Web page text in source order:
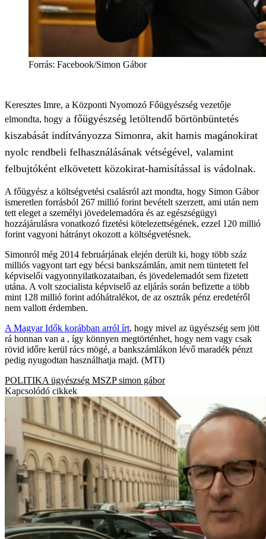
Forrás: Facebook/Simon Gábor
Keresztes Imre, a Központi Nyomozó Főügyészség vezetője
elmondta, hogy a főügyészség letöltendő börtönbüntetés
kiszabását indítványozza Simonra, akit hamis magánokirat
nyolc rendbeli felhasználásának vétségével, valamint
felbujtóként elkövetett közokirat-hamisítással is vádolnak.
A főügyész a költségvetési csalásról azt mondta, hogy Simon Gábor
ismeretlen forrásból 267 millió forint bevételt szerzett, ami után nem
tett eleget a személyi jövedelemadóra és az egészségügyi
hozzájárulásra vonatkozó fizetési kötelezettségének, ezzel 120 millió
forint vagyoni hátrányt okozott a költségvetésnek.
Simonról még 2014 februárjának elején derült ki, hogy több száz
milliós vagyont tart egy bécsi bankszámlán, amit nem tüntetett fel
képviselői vagyonnyilatkozataiban, és jövedelemadót sem fizetett
utána. A volt szocialista képviselő az eljárás során befizette a több
mint 128 millió forint adóhátralékot, de az osztrák pénz eredetéről
nem vallott érdemben.
A Magyar Idők korábban arról írt, hogy mivel az ügyészség sem jött
rá honnan van a , így könnyen megtörténhet, hogy nem vagy csak
rövid időre kerül rács mögé, a bankszámlákon lévő maradék pénzt
pedig nyugodtan használhatja majd. (MTI)
POLITIKA ügyészség MSZP simon gábor
Kapcsolódó cikkek